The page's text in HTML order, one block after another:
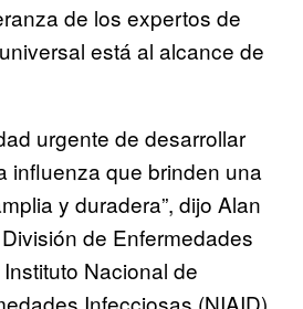
de los expertos de
está al alcance de
urgente de desarrollar
influenza que brinden una
y duradera”, dijo Alan
de Enfermedades
Nacional de
Infecciosas (NIAID)